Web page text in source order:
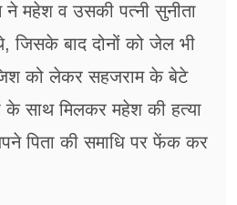
महेश व उसकी पत्नी सुनीता
जिसके बाद दोनों को जेल भी
को लेकर सहजराम के बेटे
साथ मिलकर महेश की हत्या
पिता की समाधि पर फेंक कर